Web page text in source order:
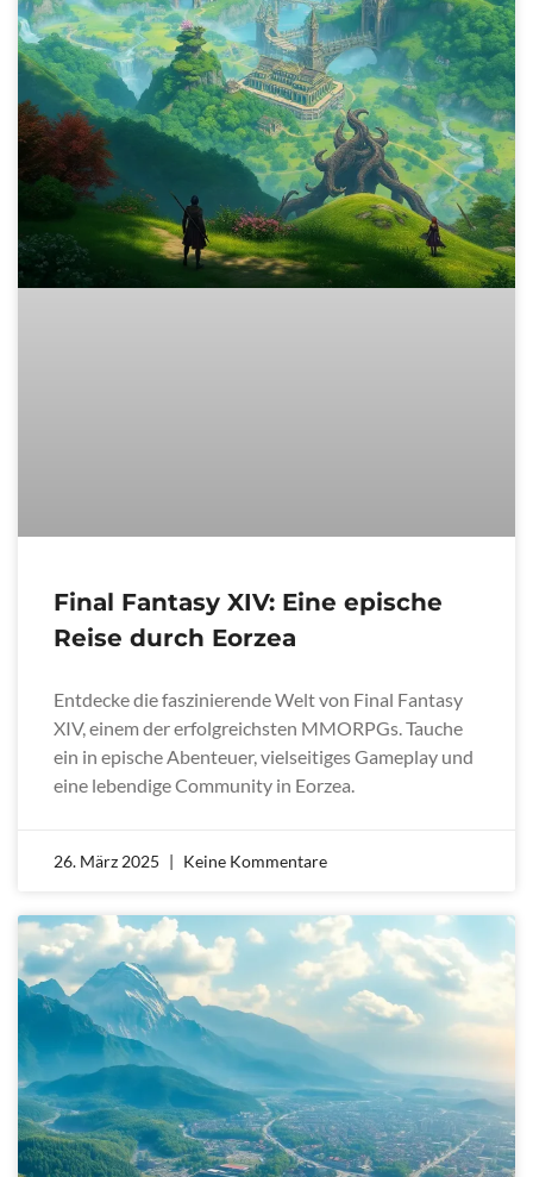
Final Fantasy XIV: Eine epische
Reise durch Eorzea
Entdecke die faszinierende Welt von Final Fantasy
XIV, einem der erfolgreichsten MMORPGs. Tauche
ein in epische Abenteuer, vielseitiges Gameplay und
eine lebendige Community in Eorzea.
26. März 2025 Keine Kommentare